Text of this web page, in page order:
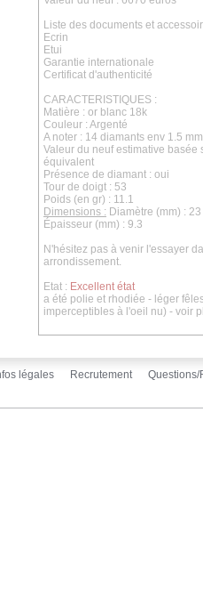
Liste des documents et
Ecrin
Etui
Garantie internationale
Certificat d'authenticité
CARACTERISTIQUES :
Matière : or blanc 18k
Couleur : Argenté
A noter : 14 diamants env 1.5
Valeur du neuf estimative
équivalent
Présence de diamant : oui
Tour de doigt : 53
Poids (en gr) : 11.1
Dimensions : Diamètre (mm) : 23
Épaisseur (mm) : 9.3
N'hésitez pas à venir l'essayer
arrondissement.
Etat : Excellent état
a été polie et rhodiée - léger
imperceptibles à l'oeil nu) - voir
légales Recrutement Questions/